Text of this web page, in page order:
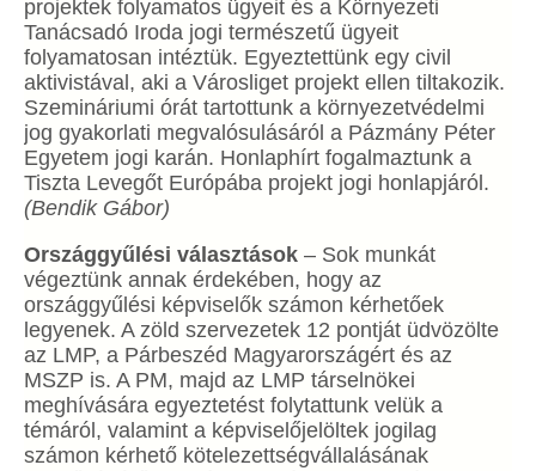
projektek folyamatos ügyeit és a Környezeti
Tanácsadó Iroda jogi természetű ügyeit
folyamatosan intéztük. Egyeztettünk egy civil
aktivistával, aki a Városliget projekt ellen tiltakozik.
Szemináriumi órát tartottunk a környezetvédelmi
jog gyakorlati megvalósulásáról a Pázmány Péter
Egyetem jogi karán. Honlaphírt fogalmaztunk a
Tiszta Levegőt Európába projekt jogi honlapjáról.
(Bendik Gábor)
Országgyűlési választások – Sok munkát
végeztünk annak érdekében, hogy az
országgyűlési képviselők számon kérhetőek
legyenek. A zöld szervezetek 12 pontját üdvözölte
az LMP, a Párbeszéd Magyarországért és az
MSZP is. A PM, majd az LMP társelnökei
meghívására egyeztetést folytattunk velük a
témáról, valamint a képviselőjelöltek jogilag
számon kérhető kötelezettségvállalásának